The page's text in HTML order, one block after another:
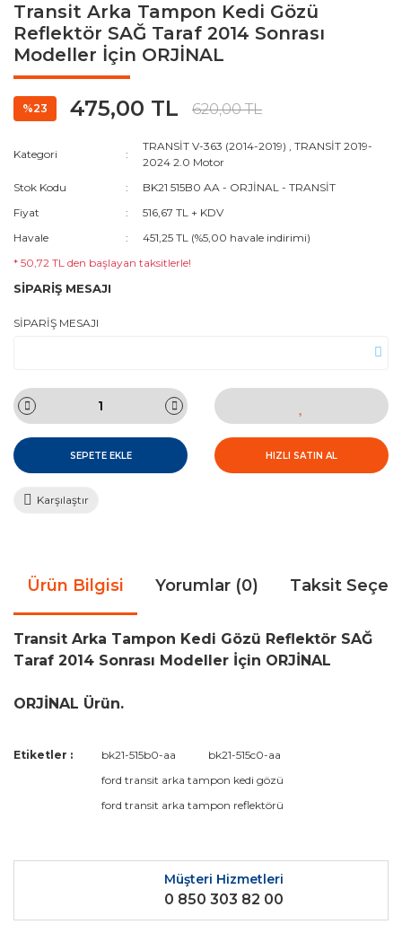
Transit Arka Tampon Kedi Gözü
Reflektör SAĞ Taraf 2014 Sonrası
Modeller İçin ORJİNAL
%23 475,00 TL 620,00 TL
Kategori
TRANSİT V-363 (2014-2019) ,TRANSİT 2019-
2024 2.0 Motor
Stok Kodu
BK21 515B0 AA - ORJİNAL - TRANSİT
Fiyat
516,67 TL + KDV
Havale
451,25 TL (%5,00 havale indirimi)
* 50,72 TL den başlayan taksitlerle!
SİPARİŞ MESAJI
SİPARİŞ MESAJI
SEPETE EKLE HIZLI SATIN AL
Karşılaştır
Ürün Bilgisi Yorumlar (0) Taksit
Transit Arka Tampon Kedi Gözü Reflektör SAĞ
Taraf 2014 Sonrası Modeller İçin ORJİNAL
ORJİNAL Ürün.
Bu ürüne ilk yorumu siz yapın!
Bu ürünün fiyat bilgisi, resim, ürün açıklamalarında ve diğer
kullanarak tarafımıza iletebilirsiniz.
Görüş ve önerileriniz için teşekkür ederiz.
Ürün açıklamasında eksik bilgiler bulunuyor.
Ürün bilgilerinde hatalar bulunuyor.
Ürün fiyatı diğer sitelerden daha pahalı.
Etiketler : bk21-515b0-aa
bk21-515c0-aa
ford transit arka tampon kedi gözü
ford transit arka tampon reflektörü
Müşteri Hizmetleri
0 850 303 82 00